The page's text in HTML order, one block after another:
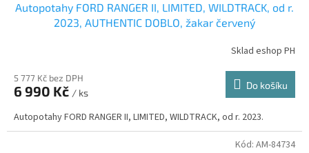
Autopotahy FORD RANGER II, LIMITED, WILDTRACK, od r.
2023, AUTHENTIC DOBLO, žakar červený
Sklad eshop PH
5 777 Kč bez DPH
6 990 Kč / ks
Do košíku
Autopotahy FORD RANGER II, LIMITED, WILDTRACK, od r. 2023.
Kód: AM-84734